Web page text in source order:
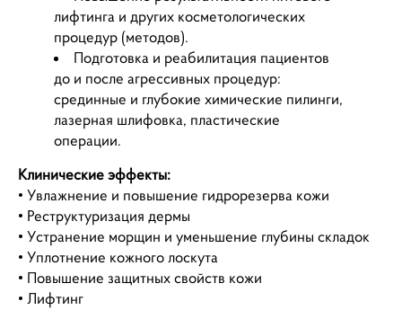
лифтинга и других косметологических
процедур (методов).
Подготовка и реабилитация пациентов
до и после агрессивных процедур:
срединные и глубокие химические пилинги,
лазерная шлифовка, пластические
операции.
Клинические эффекты:
• Увлажнение и повышение гидрорезерва кожи
• Реструктуризация дермы
• Устранение морщин и уменьшение глубины складок
• Уплотнение кожного лоскута
• Повышение защитных свойств кожи
• Лифтинг